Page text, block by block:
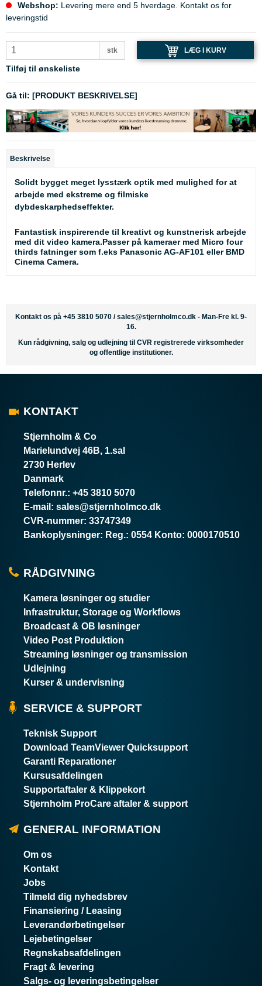
Webshop: Levering mere end 5 hverdage. Kontakt os for
leveringstid
stk LÆG I KURV
Tilføj til ønskeliste
Gå til: [PRODUKT BESKRIVELSE]
Beskrivelse
Solidt bygget meget lysstærk optik med mulighed for at
arbejde med ekstreme og filmiske
dybdeskarphedseffekter.
Fantastisk inspirerende til kreativt og kunstnerisk arbejde
med dit video kamera.Passer på kameraer med Micro four
thirds fatninger som f.eks Panasonic AG-AF101 eller BMD
Cinema Camera.
Kontakt os på +45 3810 5070 /sales@stjernholmco.dk - Man-Fre kl. 9-
16.
Kun rådgivning, salg og udlejning til CVR registrerede virksomheder
og offentlige institutioner.
KONTAKT
Stjernholm & Co
Marielundvej 46B, 1.sal
2730 Herlev
Danmark
Telefonnr.: +45 3810 5070
E-mail : sales@stjernholmco.dk
CVR-nummer: 33747349
Bankoplysninger: Reg.: 0554 Konto: 0000170510
RÅDGIVNING
Kamera løsninger og studier
Infrastruktur, Storage og Workflows
Broadcast & OB løsninger
Video Post Produktion
Streaming løsninger og transmission
Udlejning
Kurser & undervisning
SERVICE & SUPPORT
Teknisk Support
Download TeamViewer Quicksupport
Garanti Reparationer
Kursusafdelingen
Supportaftaler & Klippekort
Stjernholm ProCare aftaler & support
GENERAL INFORMATION
Om os
Kontakt
Jobs
Tilmeld dig nyhedsbrev
Finansiering / Leasing
Leverandørbetingelser
Lejebetingelser
Regnskabsafdelingen
Fragt & levering
Salgs- og leveringsbetingelser